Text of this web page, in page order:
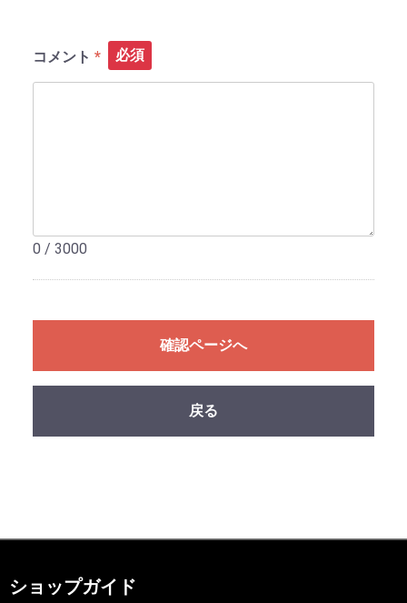
コメント 必須
0 / 3000
確認ページへ
戻る
ショップガイド